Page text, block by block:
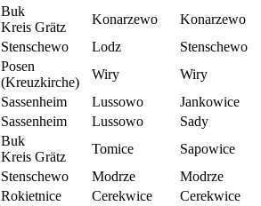
Buk
Kreis Grätz
Konarzewo
Konarzewo
Stenschewo Lodz
Stenschewo
Posen
(Kreuzkirche)
Wiry
Wiry
Sassenheim Lussowo
Jankowice
Sassenheim Lussowo
Sady
Buk
Kreis Grätz
Tomice
Sapowice
Stenschewo Modrze
Modrze
Rokietnice Cerekwice
Cerekwice